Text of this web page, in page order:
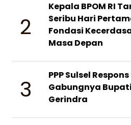
2
Kepala BPOM RI
Seribu Hari
Fondasi
Masa Depan
3
PPP Sulsel
Gabungnya
Gerindra